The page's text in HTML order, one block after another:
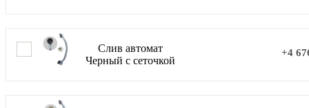
Слив автомат
Черный с сеточкой
+4